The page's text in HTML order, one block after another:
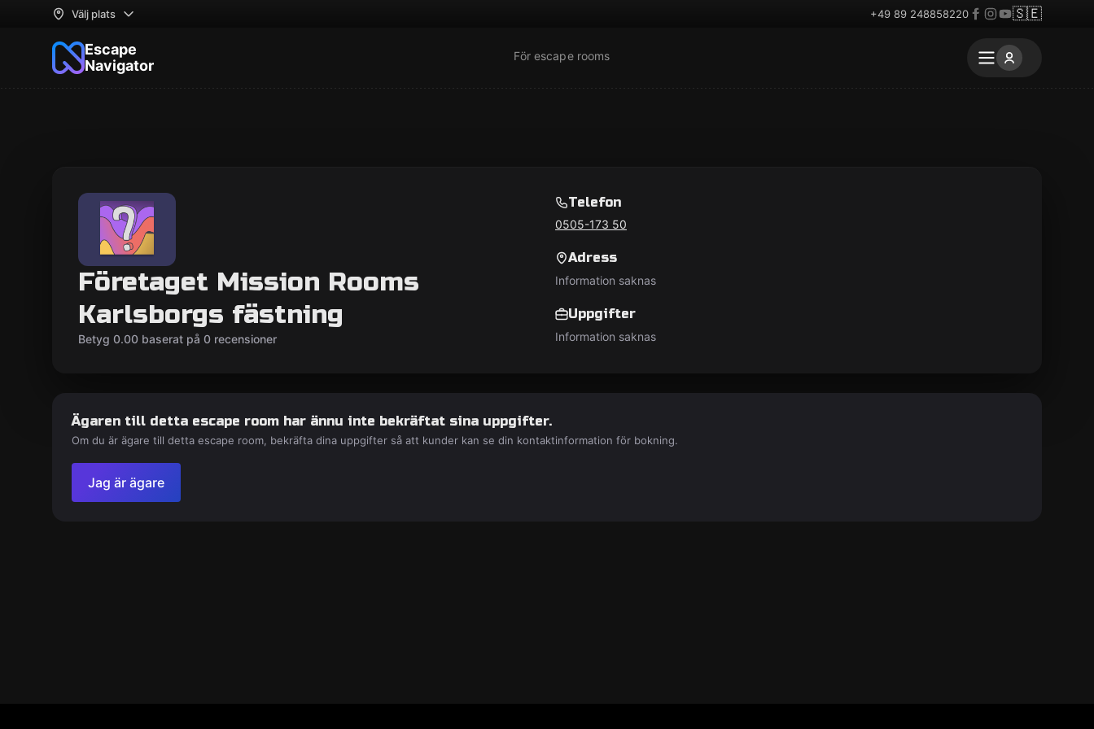
Välj plats +49 89 248858220 🇸🇪
Escape
Navigator
För escape rooms
Företaget Mission Rooms
Karlsborgs fästning
Betyg 0.00 baserat på 0 recensioner
Telefon
0505-173 50
Adress
Information saknas
Uppgifter
Information saknas
Ägaren till detta escape room har ännu inte bekräftat sina uppgifter.
Om du är ägare till detta escape room, bekräfta dina uppgifter så att kunder kan se din kontaktinformation för bokning.
Jag är ägare